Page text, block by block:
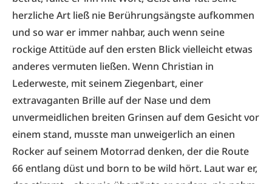
herzliche Art ließ nie Berührungsängste aufkommen
und so war er immer nahbar, auch wenn seine
rockige Attitüde auf den ersten Blick vielleicht etwas
anderes vermuten ließen. Wenn Christian in
Lederweste, mit seinem Ziegenbart, einer
extravaganten Brille auf der Nase und dem
unvermeidlichen breiten Grinsen auf dem Gesicht vor
einem stand, musste man unweigerlich an einen
Rocker auf seinem Motorrad denken, der die Route
66 entlang düst und born to be wild hört. Laut war er,